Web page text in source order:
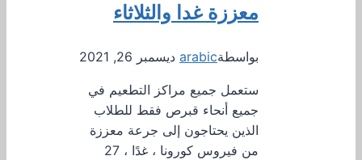
معززة غدا والثلاثاء
بواسطةarabic ديسمبر 26, 2021
ستعمل جميع مراكز التطعيم في
جميع أنحاء قبرص فقط للطلاب
الذين يحتاجون إلى جرعة معززة
من فيروس كورونا ، غدًا ، 27